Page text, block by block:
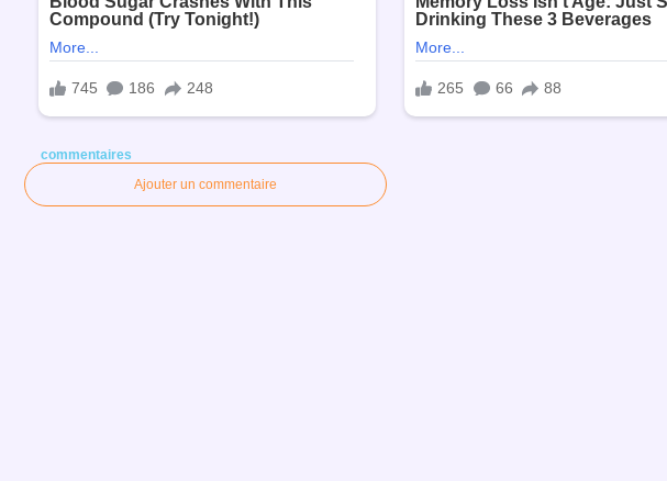
commentaires
Ajouter un commentaire